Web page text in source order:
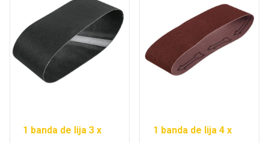
1 banda de lija 3 x
1 banda de lija 4 x